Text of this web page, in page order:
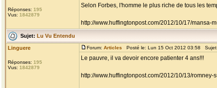
Réponses: 195
Vus: 1842879
Selon Forbes, l'homme le plus riche de tous les
http://www.huffingtonpost.com/2012/10/17/
Sujet: Lu Vu Entendu
Linguere
Réponses: 195
Vus: 1842879
Forum: Articles Posté le: Lun 15 Oct 2012 03:58
Le pauvre, il va devoir encore patienter 4 ans!!!
http://www.huffingtonpost.com/2012/10/13/